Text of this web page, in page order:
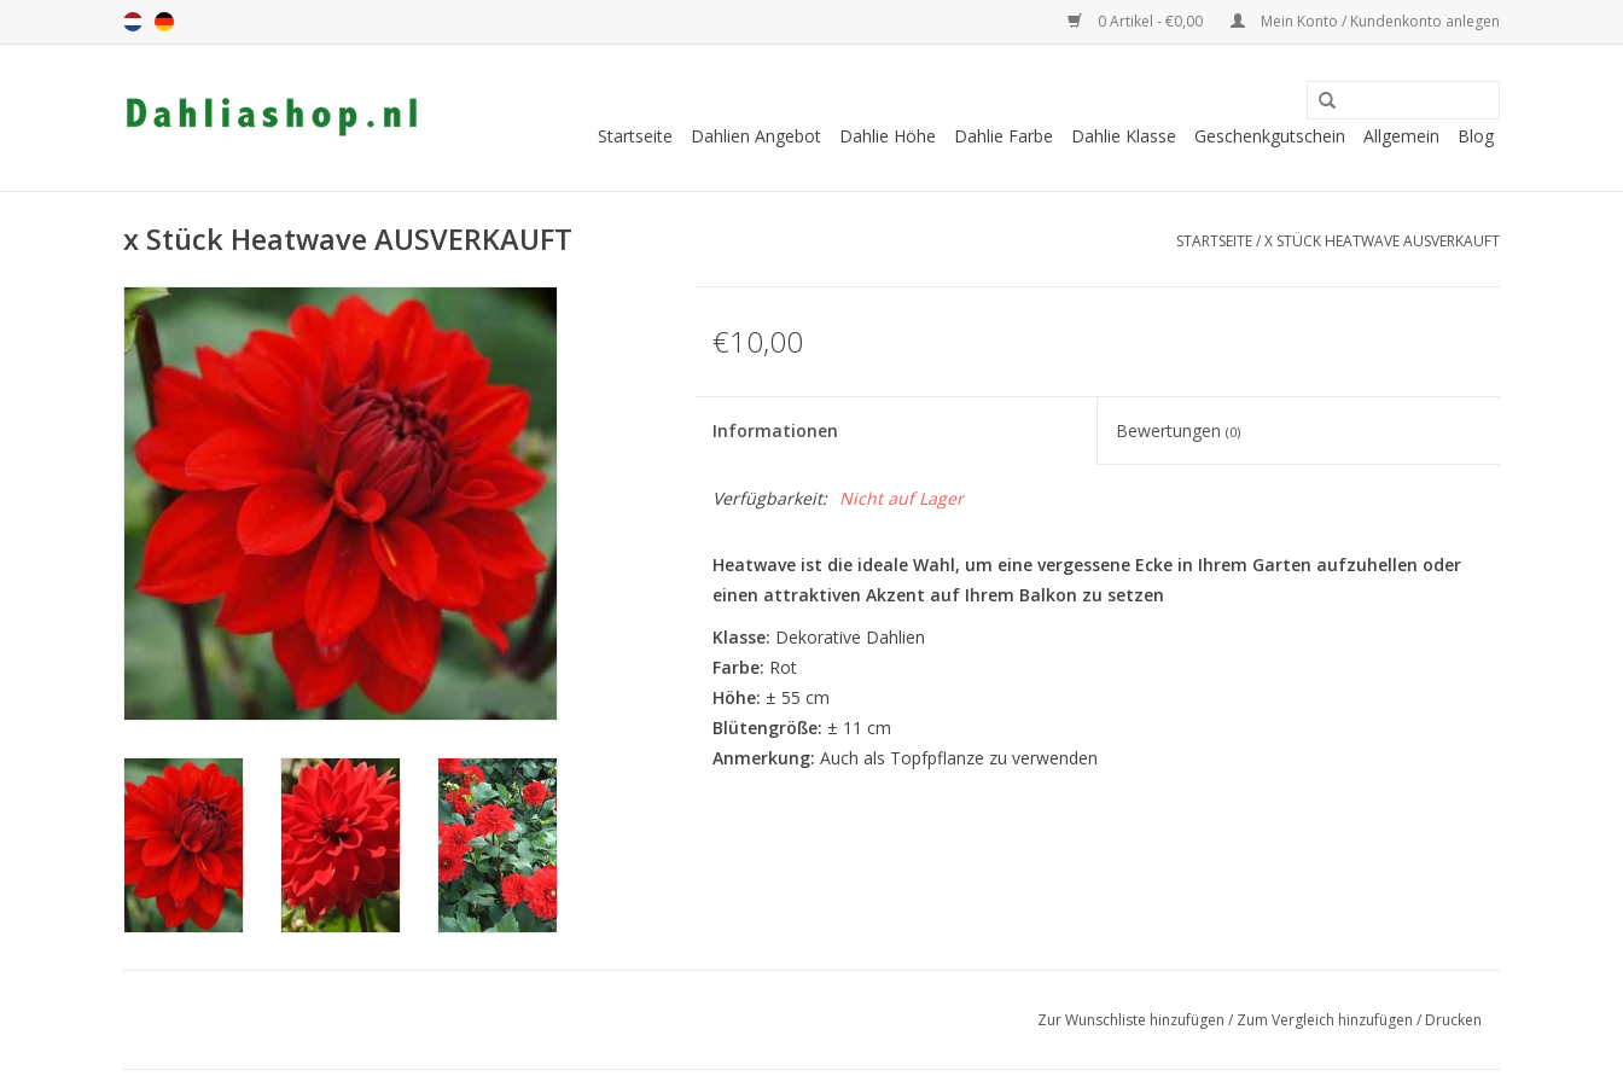
0 Artikel - €0,00 Mein Konto / Kundenkonto anlegen
Startseite Dahlien Angebot Dahlie Höhe Dahlie Farbe Dahlie Klasse Geschenkgutschein Allgemein Blog
x Stück Heatwave AUSVERKAUFT STARTSEITE/X STÜCK HEATWAVE AUSVERKAUFT
€10,00
Informationen Bewertungen(0)
Verfügbarkeit: Nicht auf Lager
Heatwave ist die ideale Wahl, um eine vergessene Ecke in Ihrem Garten aufzuhellen oder
einen attraktiven Akzent auf Ihrem Balkon zu setzen
Klasse: Dekorative Dahlien
Farbe: Rot
Höhe: ± 55 cm
Blütengröße: ± 11 cm
Anmerkung: Auch als Topfpflanze zu verwenden
Zur Wunschliste hinzufügen / Zum Vergleich hinzufügen / Drucken